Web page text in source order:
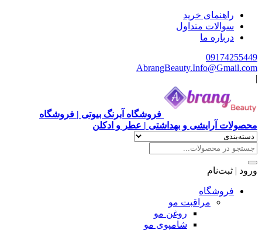
راهنمای خرید
سوالات متداول
درباره ما
09174255449
AbrangBeauty.Info@Gmail.com
|
فروشگاه آبرنگ بیوتی | فروشگاه
محصولات آرایشی و بهداشتی | عطر و ادکلن
ورود | ثبت‌نام
فروشگاه
مراقبت مو
روغن مو
شامپوی مو